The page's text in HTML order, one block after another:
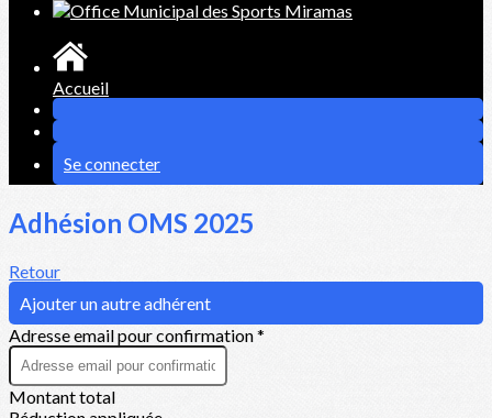
Accueil
Se connecter
Adhésion OMS 2025
Retour
Ajouter un autre adhérent
Adresse email pour confirmation *
Montant total